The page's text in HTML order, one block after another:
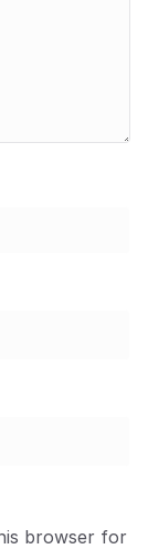
browser for